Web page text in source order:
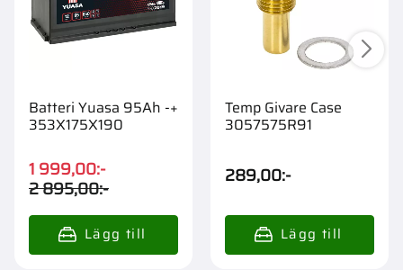
Batteri Yuasa 95Ah -+
353X175X190
1 999,00:-
2 895,00:-
Temp Givare Case
3057575R91
289,00:-